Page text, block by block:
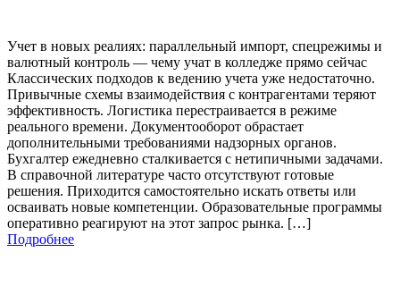
Учет в новых реалиях: параллельный импорт, спецрежимы и
валютный контроль — чему учат в колледже прямо сейчас
Классических подходов к ведению учета уже недостаточно.
Привычные схемы взаимодействия с контрагентами теряют
эффективность. Логистика перестраивается в режиме
реального времени. Документооборот обрастает
дополнительными требованиями надзорных органов.
Бухгалтер ежедневно сталкивается с нетипичными задачами.
В справочной литературе часто отсутствуют готовые
решения. Приходится самостоятельно искать ответы или
осваивать новые компетенции. Образовательные программы
оперативно реагируют на этот запрос рынка. […]
Подробнее